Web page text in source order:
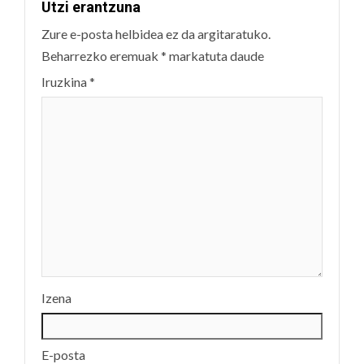
Utzi erantzuna
Zure e-posta helbidea ez da argitaratuko.
Beharrezko eremuak * markatuta daude
Iruzkina*
Izena
E-posta